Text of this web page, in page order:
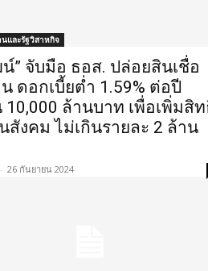
นและรัฐวิสาหกิจ
” จับมือ ธอส. ปล่อยสินเชื่อ
ดอกเบี้ยต่ำ 1.59% ต่อปี
10,000 ล้านบาท เพื่อเพิ่มสิ
สังคม ไม่เกินรายละ 2 ล้าน
- 26 กันยายน 2024